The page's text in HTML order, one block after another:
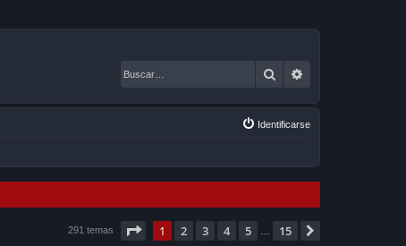
Buscar
Identificarse
291 temas Página1 de
1 2 3 4 5 15